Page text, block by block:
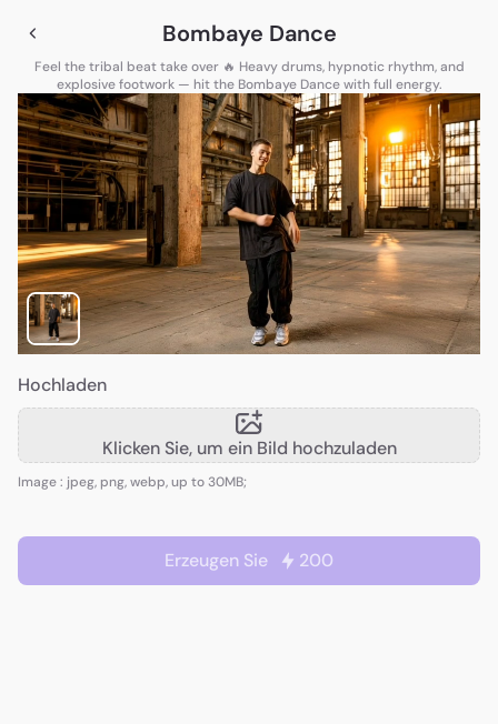
Hochladen
Klicken Sie, um ein Bild hochzuladen
Image : jpeg, png, webp, up to 30MB;
Erzeugen Sie 200
Bombaye Dance
Feel the tribal beat take over 🔥 Heavy drums, hypnotic rhythm, and
explosive footwork — hit the Bombaye Dance with full energy.